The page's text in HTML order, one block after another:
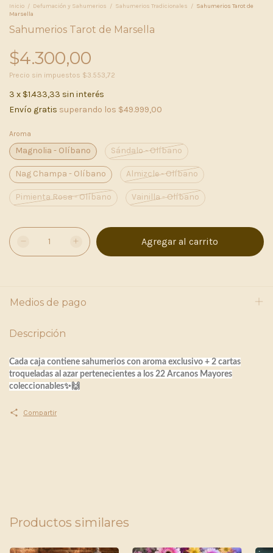
Inicio / Defumación y Sahumerios / Sahumerios Tradicionales / Sahumerios Tarot de
Marsella
Sahumerios Tarot de Marsella
$4.300,00
Precio sin impuestos $3.553,72
3 x $1.433,33 sin interés
Envío gratis superando los $49.999,00
Aroma
Magnolia - Olíbano Sándalo - Olíbano
Nag Champa - Olíbano Almizcle - Olíbano
Pimienta Rosa - Olíbano Vainilla - Olíbano
Medios de pago
Descripción
Cada caja contiene sahumerios con aroma exclusivo + 2 cartas
troqueladas al azar pertenecientes a los 22 Arcanos Mayores
coleccionables✨🙌
Compartir
Productos similares